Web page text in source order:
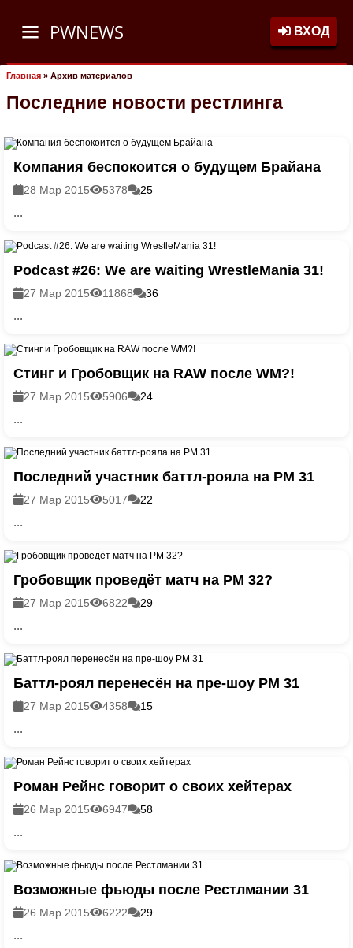
PWNEWS ВХОД
Главная » Архив материалов
Последние новости рестлинга
Компания беспокоится о будущем Брайана
28 Мар 2015 5378 25
...
Podcast #26: We are waiting WrestleMania 31!
27 Мар 2015 11868 36
...
Стинг и Гробовщик на RAW после WM?!
27 Мар 2015 5906 24
...
Последний участник баттл-рояла на РМ 31
27 Мар 2015 5017 22
...
Гробовщик проведёт матч на РМ 32?
27 Мар 2015 6822 29
...
Баттл-роял перенесён на пре-шоу РМ 31
27 Мар 2015 4358 15
...
Роман Рейнс говорит о своих хейтерах
26 Мар 2015 6947 58
...
Возможные фьюды после Рестлмании 31
26 Мар 2015 6222 29
...